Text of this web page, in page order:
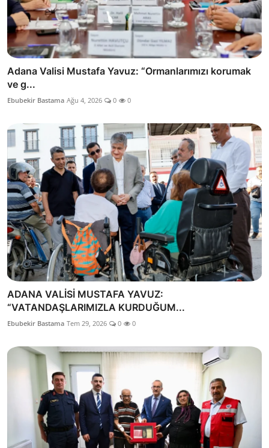
Adana Valisi Mustafa Yavuz: “Ormanlarımızı korumak
ve g...
Ebubekir Bastama Ağu 4, 2026 0 0
ADANA VALİSİ MUSTAFA YAVUZ:
“VATANDAŞLARIMIZLA KURDUĞUM...
Ebubekir Bastama Tem 29, 2026 0 0